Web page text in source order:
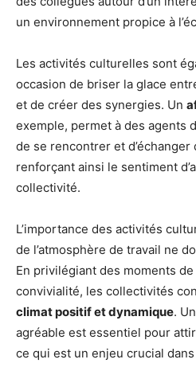
un environnement propice à
Les activités culturelles sont
occasion de briser la glace
et de créer des synergies. Un
exemple, permet à des agents
de se rencontrer et
renforçant ainsi le sentiment
collectivité.
L’importance des activités
de l’atmosphère de travail ne
En privilégiant des moments
convivialité, les collectivités
climat positif et dynamique.
agréable est essentiel pour
ce qui est un enjeu crucial